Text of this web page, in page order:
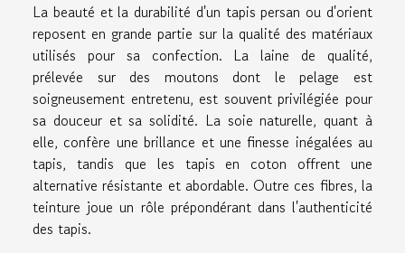
La beauté et la durabilité d'un tapis persan ou d'orient
reposent en grande partie sur la qualité des matériaux
utilisés pour sa confection. La laine de qualité,
prélevée sur des moutons dont le pelage est
soigneusement entretenu, est souvent privilégiée pour
sa douceur et sa solidité. La soie naturelle, quant à
elle, confère une brillance et une finesse inégalées au
tapis, tandis que les tapis en coton offrent une
alternative résistante et abordable. Outre ces fibres, la
teinture joue un rôle prépondérant dans l'authenticité
des tapis.